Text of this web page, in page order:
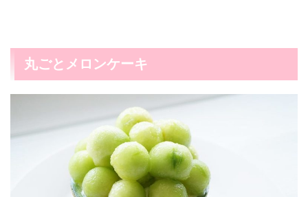
丸ごとメロンケーキ